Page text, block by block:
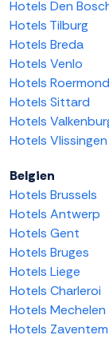
Hotels Den
Hotels Tilburg
Hotels Breda
Hotels Venlo
Hotels Roermond
Hotels Sittard
Hotels
Hotels Vlissingen
Belgien
Hotels Brussels
Hotels Antwerp
Hotels Gent
Hotels Bruges
Hotels Liege
Hotels Charleroi
Hotels Mechelen
Hotels Zaventem